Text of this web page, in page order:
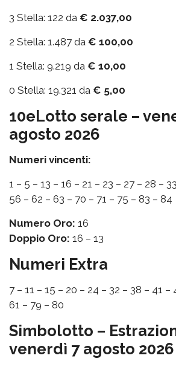
3 Stella: 122 da € 2.037,00
2 Stella: 1.487 da € 100,00
1 Stella: 9.219 da € 10,00
0 Stella: 19.321 da € 5,00
10eLotto serale –
agosto 2026
Numeri vincenti:
1 – 5 – 13 – 16 – 21 – 23 – 27 – 28 –
56 – 62 – 63 – 70 – 71 – 75 – 83 – 84
Numero Oro: 16
Doppio Oro: 16 – 13
Numeri Extra
7 – 11 – 15 – 20 – 24 – 32 – 38 – 41
61 – 79 – 80
Simbolotto –
venerdì 7 agosto 2026